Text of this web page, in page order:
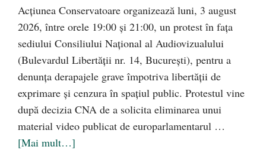
Acțiunea Conservatoare organizează luni, 3 august
2026, între orele 19:00 și 21:00, un protest în fața
sediului Consiliului Național al Audiovizualului
(Bulevardul Libertății nr. 14, București), pentru a
denunța derapajele grave împotriva libertății de
exprimare și cenzura în spațiul public. Protestul vine
după decizia CNA de a solicita eliminarea unui
material video publicat de europarlamentarul …
[Mai mult…]